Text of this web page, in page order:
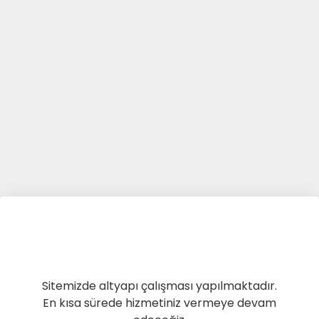
Sitemizde altyapı çalışması yapılmaktadır.
En kısa sürede hizmetiniz vermeye devam